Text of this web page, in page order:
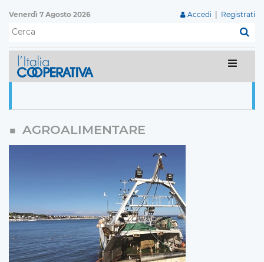
Venerdì 7 Agosto 2026 Accedi Registrati
AGROALIMENTARE